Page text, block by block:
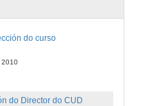
do curso
2010
do Director do CUD